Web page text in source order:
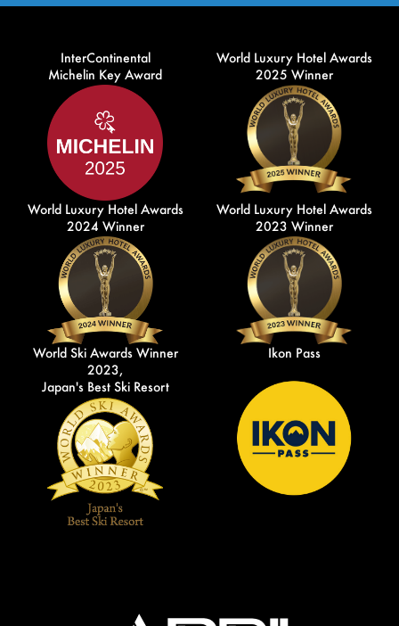
InterContinental
Michelin Key Award
World Luxury Hotel Awards
2025 Winner
World Luxury Hotel Awards
2024 Winner
World Luxury Hotel Awards
2023 Winner
World Ski Awards Winner
2023,
Japan's Best Ski Resort
Ikon Pass